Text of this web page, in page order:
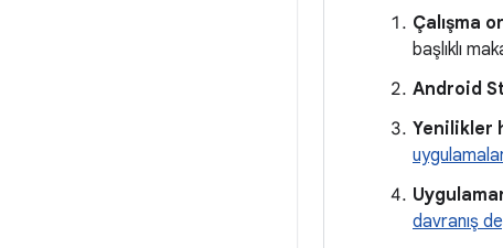
Çalışma
başlıklı
Android
Yenilikler
davranış